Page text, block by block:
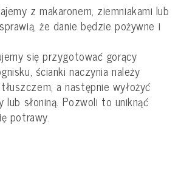
z makaronem, ziemniakami lub
że danie będzie pożywne i
się przygotować gorący
ścianki naczynia należy
a następnie wyłożyć
lub słoniną. Pozwoli to uniknąć
potrawy.